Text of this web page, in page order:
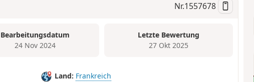
Nr.1557678
Bearbeitungsdatum
24 Nov 2024
Letzte Bewertung
27 Okt 2025
Land: Frankreich